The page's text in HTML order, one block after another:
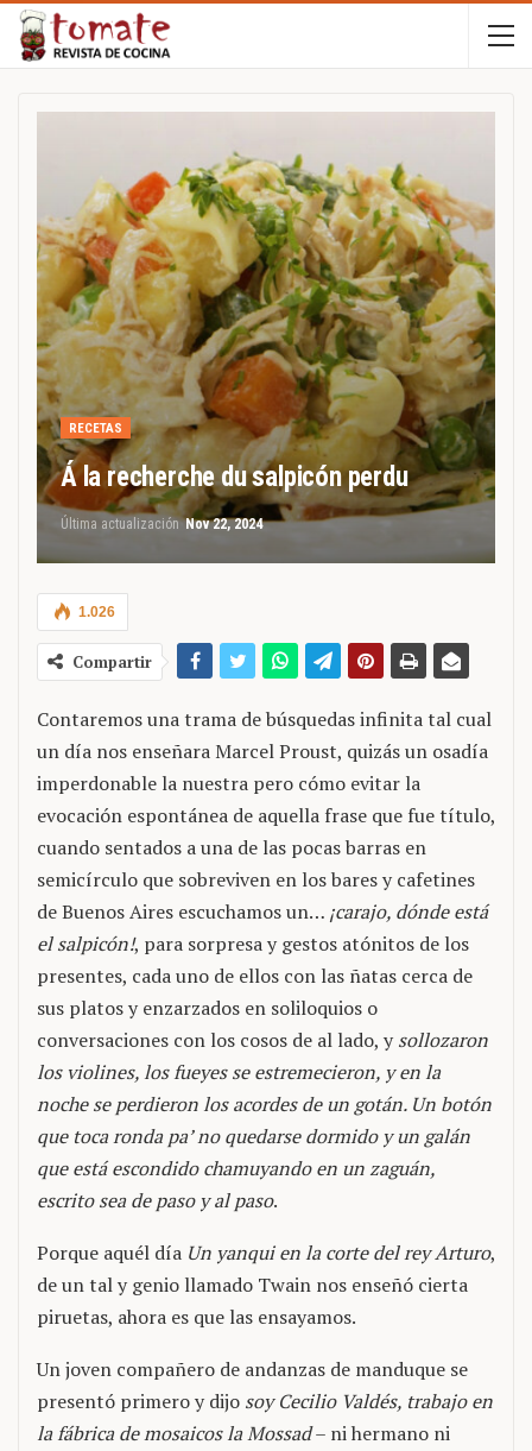
RECETAS
Á la recherche du salpicón perdu
Última actualizaciónNov 22, 2024
1.026
Compartir
Contaremos una trama de búsquedas infinita tal cual
un día nos enseñara Marcel Proust, quizás un osadía
imperdonable la nuestra pero cómo evitar la
evocación espontánea de aquella frase que fue título,
cuando sentados a una de las pocas barras en
semicírculo que sobreviven en los bares y cafetines
de Buenos Aires escuchamos un… ¡carajo, dónde está
el salpicón!, para sorpresa y gestos atónitos de los
presentes, cada uno de ellos con las ñatas cerca de
sus platos y enzarzados en soliloquios o
conversaciones con los cosos de al lado, ysollozaron
los violines, los fueyes se estremecieron, y en la
noche se perdieron los acordes de un gotán. Un botón
que toca ronda pa’ no quedarse dormido y un galán
que está escondido chamuyando en un zaguán,
escrito sea de paso y al paso.
Porque aquél día Un yanqui en la corte del rey Arturo,
de un tal y genio llamado Twain nos enseñó cierta
piruetas, ahora es que las ensayamos.
Un joven compañero de andanzas de manduque se
presentó primero y dijo soy Cecilio Valdés, trabajo en
la fábrica de mosaicos la Mossad– ni hermano ni